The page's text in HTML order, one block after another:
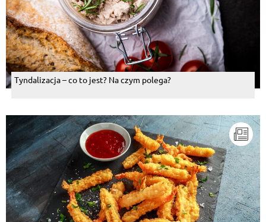
Tyndalizacja – co to jest? Na czym polega?